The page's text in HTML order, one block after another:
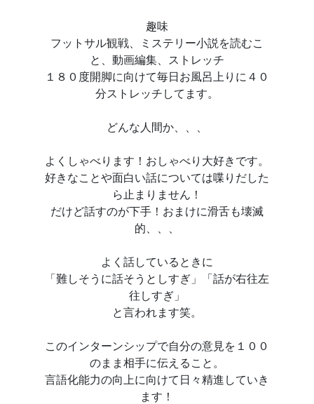
趣味
フットサル観戦、ミステリー小説を読むこ
と、動画編集、ストレッチ
１８０度開脚に向けて毎日お風呂上りに４０
分ストレッチしてます。
どんな人間か、、、
よくしゃべります！おしゃべり大好きです。
好きなことや面白い話については喋りだした
ら止まりません！
だけど話すのが下手！おまけに滑舌も壊滅
的、、、
よく話しているときに
「難しそうに話そうとしすぎ」「話が右往左
往しすぎ」
と言われます笑。
このインターンシップで自分の意見を１００
のまま相手に伝えること。
言語化能力の向上に向けて日々精進していき
ます！